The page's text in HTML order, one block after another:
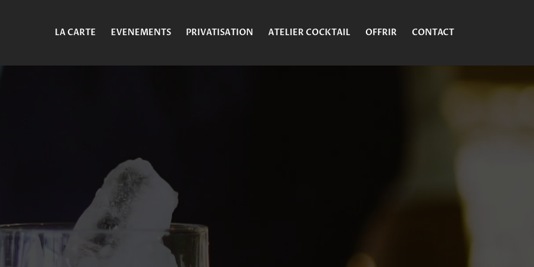
LA CARTE EVENEMENTS PRIVATISATION ATELIER COCKTAIL OFFRIR CONTACT